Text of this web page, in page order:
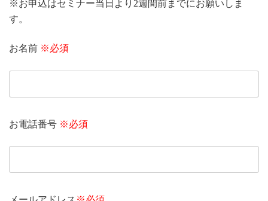
※お申込はセミナー当日より2週間前までにお願いしま
す。
お名前 ※必須
お電話番号 ※必須